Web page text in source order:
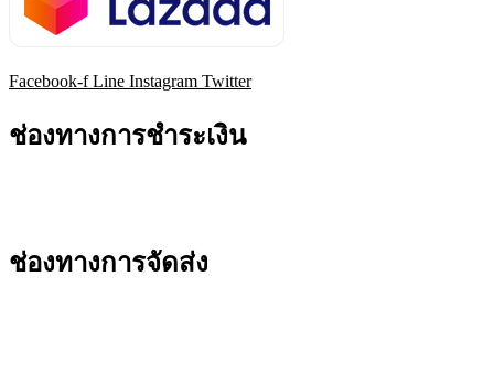
Facebook-f Line Instagram Twitter
ช่องทางการชำระเงิน
ช่องทางการจัดส่ง